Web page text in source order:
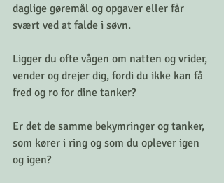
daglige gøremål og opgaver eller får
svært ved at falde i søvn.
Ligger du ofte vågen om natten og vrider,
vender og drejer dig, fordi du ikke kan få
fred og ro for dine tanker?
Er det de samme bekymringer og tanker,
som kører i ring og som du oplever igen
og igen?